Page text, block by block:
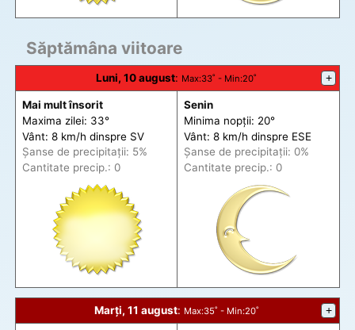
Săptămâna viitoare
Luni, 10 august: Max:33˚ - Min:20˚ +
Mai mult însorit
Maxima zilei: 33°
Vânt: 8 km/h dinspre SV
Șanse de precipitații: 5%
Cantitate precip.: 0
Senin
Minima nopții: 20°
Vânt: 8 km/h dinspre ESE
Șanse de precipitații: 0%
Cantitate precip.: 0
Marți, 11 august: Max:35˚ - Min:20˚ +